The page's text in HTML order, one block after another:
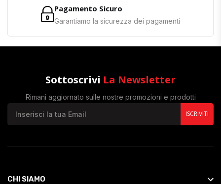
Pagamento Sicuro
Garantiamo la sicurezza dei pagamenti
Sottoscrivi La Newsletter
Rimani aggiornato sulle nostre promozioni e prodotti
ISCRIVITI
CHI SIAMO